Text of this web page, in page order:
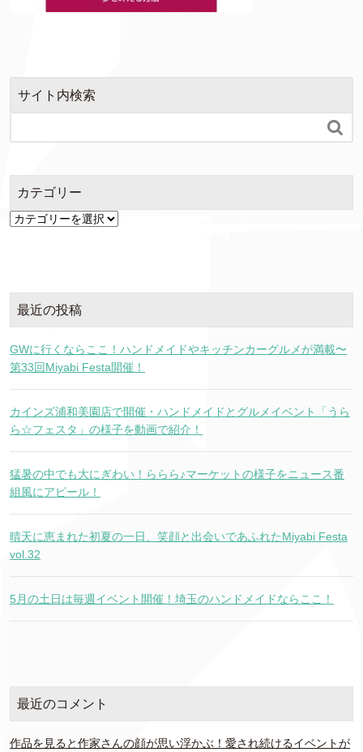
サイト内検索

カテゴリー
カ
最近の投稿
GWに行くならここ！ハンドメイドやキッチンカーグルメが満載〜
第33回Miyabi Festa開催！
カインズ浦和美園店で開催・ハンドメイドとグルメイベント「うら
ら☆フェスタ」の様子を動画で紹介！
猛暑の中でも大にぎわい！ららら♪マーケットの様子をニュース番
組風にアピール！
晴天に恵まれた初夏の一日、笑顔と出会いであふれたMiyabi Festa
vol.32
5月の土日は毎週イベント開催！埼玉のハンドメイドならここ！
最近のコメント
作品を見ると作家さんの顔が思い浮かぶ！愛され続けるイベントが